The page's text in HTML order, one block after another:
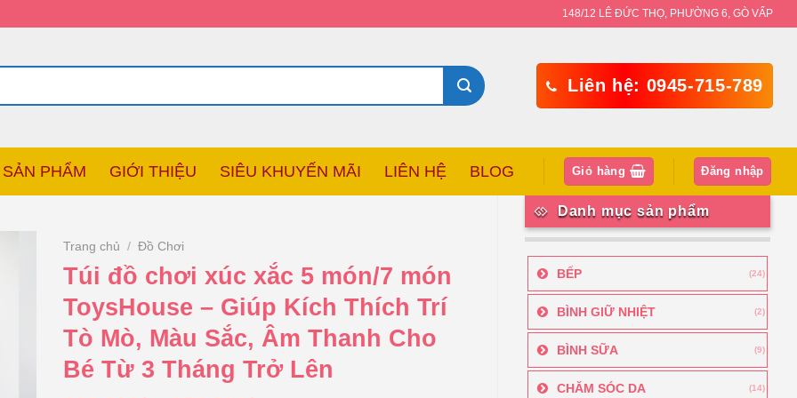
148/12 LÊ ĐỨC THỌ, PHƯỜNG 6, GÒ VẤP
Liên hệ: 0945-715-789
SẢN PHẨM GIỚI THIỆU SIÊU KHUYẾN MÃI LIÊN HỆ BLOG Giỏ hàng Đăng nhập
Danh mục sản phẩm
BẾP (24)
BÌNH GIỮ NHIỆT (2)
BÌNH SỮA (9)
CHĂM SÓC DA (14)
Trang chủ / Đồ Chơi
Túi đồ chơi xúc xắc 5 món/7 món
ToysHouse – Giúp Kích Thích Trí
Tò Mò, Màu Sắc, Âm Thanh Cho
Bé Từ 3 Tháng Trở Lên